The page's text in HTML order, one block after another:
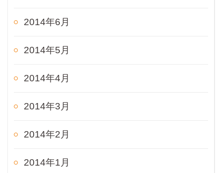
2014年6月
2014年5月
2014年4月
2014年3月
2014年2月
2014年1月